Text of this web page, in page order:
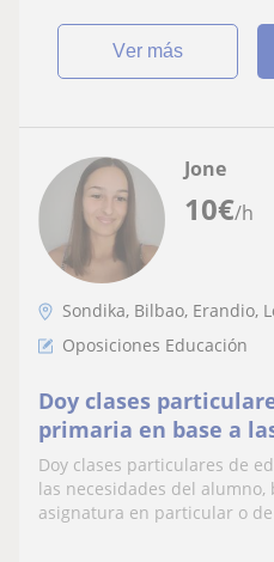
ver más
10€/h
Jone
Sondika, Bilbao, Erandio,
Oposiciones Educación
Doy clases
primaria en base a
alumno, bien sean
particular o de todas
general
Doy clases particulares de
las necesidades del alumno,
asignatura en particular o